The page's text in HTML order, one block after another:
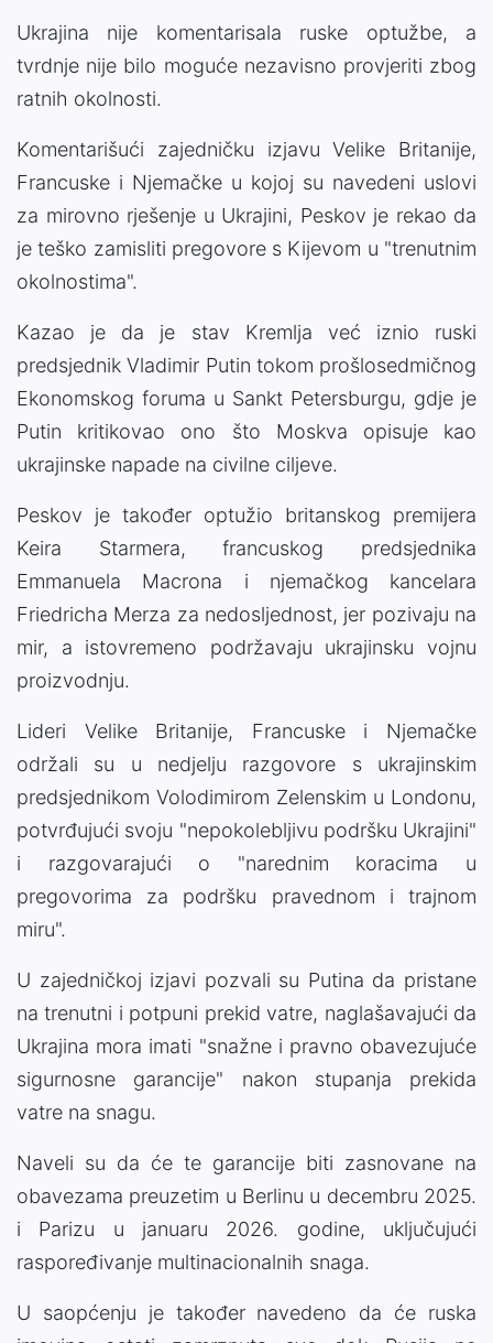
Ukrajina nije komentarisala ruske optužbe, a
tvrdnje nije bilo moguće nezavisno provjeriti zbog
ratnih okolnosti.
Komentarišući zajedničku izjavu Velike Britanije,
Francuske i Njemačke u kojoj su navedeni uslovi
za mirovno rješenje u Ukrajini, Peskov je rekao da
je teško zamisliti pregovore s Kijevom u "trenutnim
okolnostima".
Kazao je da je stav Kremlja već iznio ruski
predsjednik Vladimir Putin tokom prošlosedmičnog
Ekonomskog foruma u Sankt Petersburgu, gdje je
Putin kritikovao ono što Moskva opisuje kao
ukrajinske napade na civilne ciljeve.
Peskov je također optužio britanskog premijera
Keira Starmera, francuskog predsjednika
Emmanuela Macrona i njemačkog kancelara
Friedricha Merza za nedosljednost, jer pozivaju na
mir, a istovremeno podržavaju ukrajinsku vojnu
proizvodnju.
Lideri Velike Britanije, Francuske i Njemačke
održali su u nedjelju razgovore s ukrajinskim
predsjednikom Volodimirom Zelenskim u Londonu,
potvrđujući svoju "nepokolebljivu podršku Ukrajini"
i razgovarajući o "narednim koracima u
pregovorima za podršku pravednom i trajnom
miru".
U zajedničkoj izjavi pozvali su Putina da pristane
na trenutni i potpuni prekid vatre, naglašavajući da
Ukrajina mora imati "snažne i pravno obavezujuće
sigurnosne garancije" nakon stupanja prekida
vatre na snagu.
Naveli su da će te garancije biti zasnovane na
obavezama preuzetim u Berlinu u decembru 2025.
i Parizu u januaru 2026. godine, uključujući
raspoređivanje multinacionalnih snaga.
U saopćenju je također navedeno da će ruska